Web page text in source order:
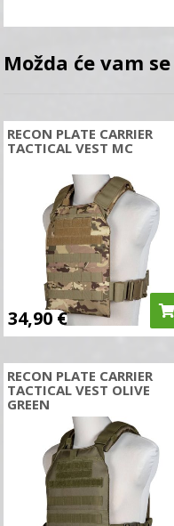
Možda će vam
RECON PLATE CARRIER
TACTICAL VEST MC
34,90 €
RECON PLATE CARRIER
TACTICAL VEST OLIVE
GREEN